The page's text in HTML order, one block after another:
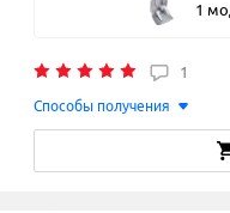
1
1
Способы получения